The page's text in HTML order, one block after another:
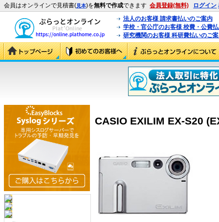
会員はオンラインで見積書(見本)を無料で作成できます 会員登録(無料) ログイン
法人のお客様 請求書払いのご案内
学校・官公庁のお客様 校費・公費
研究機関のお客様 科研費払いのご
CASIO EXILIM EX-S20